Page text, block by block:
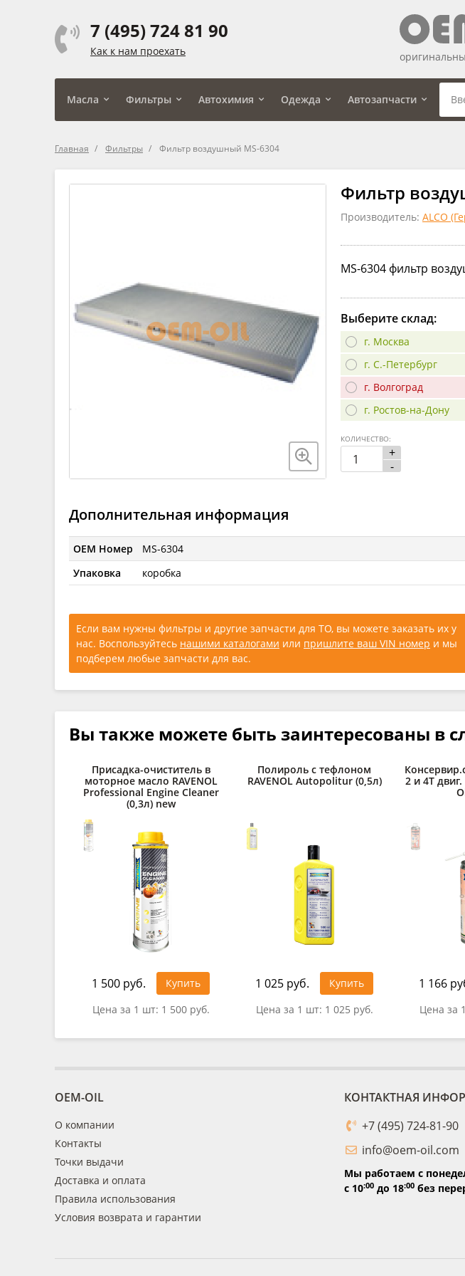
7 (495) 724 81 90
Как к нам проехать
Масла Фильтры Автохимия Одежда Автозапчасти
Главная Фильтры Фильтр воздушный MS-6304
Фильтр
Производитель: ALCO
MS-6304 фильтр
Выберите склад:
г. Москва
г. С.-Петербург
г. Волгоград
г. Ростов-на-Дону
+
-
КОЛИЧЕСТВО:
Дополнительная информация
OEM Номер
MS-6304
Упаковка
коробка
Если вам нужны фильтры и другие запчасти для ТО, вы можете заказать их у
нас. Воспользуйтесь нашими каталогами или пришлите ваш VIN номер и мы
подберем любые запчасти для вас.
Вы также можете быть заинтересованы в
Присадка-очиститель в
моторное масло RAVENOL
Professional Engine Cleaner
(0,3л) new
1 500 руб.
Купить
Цена за 1 шт: 1 500 руб.
Полироль с тефлоном
RAVENOL Autopolitur (0,5л)
1 025 руб.
Купить
Цена за 1 шт: 1 025 руб.
2 и 4Т двиг.
1 166
Цена за
OEM-OIL
О компании
Контакты
Точки выдачи
Доставка и оплата
Правила использования
Условия возврата и гарантии
КОНТАКТНАЯ
+7 (495) 724-81-90
info@oem-oil.com
Мы работаем с
с 10:00до 18:00без